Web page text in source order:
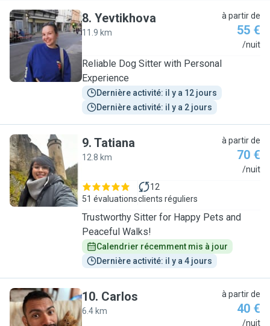
Y
8. Yevtikhova
11.9 km
à partir de
55 €
/nuit
Reliable Dog Sitter with Personal
Experience
Dernière activité: il y a 12 jours
Dernière activité: il y a 2 jours
T
9. Tatiana
12.8 km
à partir de
70 €
/nuit
51 évaluations
12
clients réguliers
Trustworthy Sitter for Happy Pets and
Peaceful Walks!
Calendrier récemment mis à jour
Dernière activité: il y a 4 jours
10. Carlos
6.4 km
à partir de
40 €
/nuit